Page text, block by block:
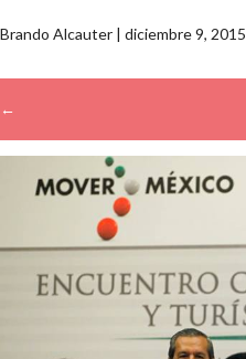
Brando Alcauter | diciembre 9, 2015
←